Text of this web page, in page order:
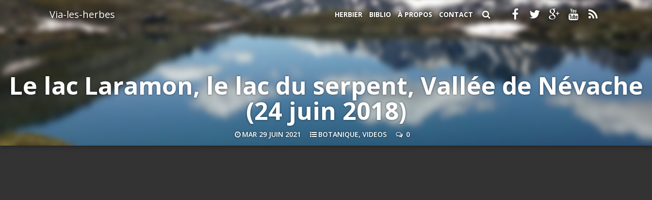
Via-les-herbes HERBIER BIBLIO À PROPOS CONTACT
Le lac Laramon, le lac du serpent, Vallée de Névache
(24 juin 2018)
MAR 29 JUIN 2021 BOTANIQUE, VIDEOS 0